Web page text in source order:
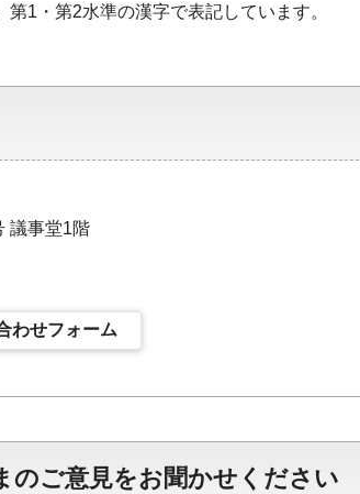
1・第2水準の漢字で表記しています。
議事堂1階
わせフォーム
のご意見をお聞かせください